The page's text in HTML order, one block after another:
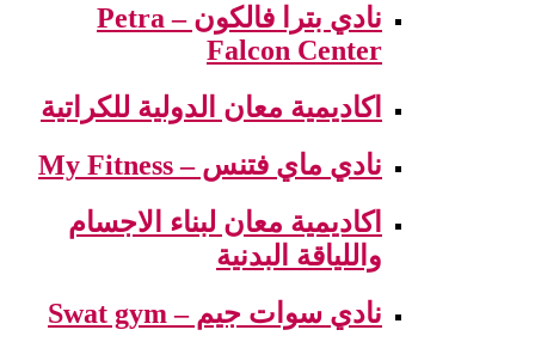
نادي بترا فالكون – Petra
Falcon Center
اكاديمية معان الدولية للكراتية
نادي ماي فتنس – My Fitness
اكاديمية معان لبناء الاجسام
واللياقة البدنية
نادي سوات جيم – Swat gym